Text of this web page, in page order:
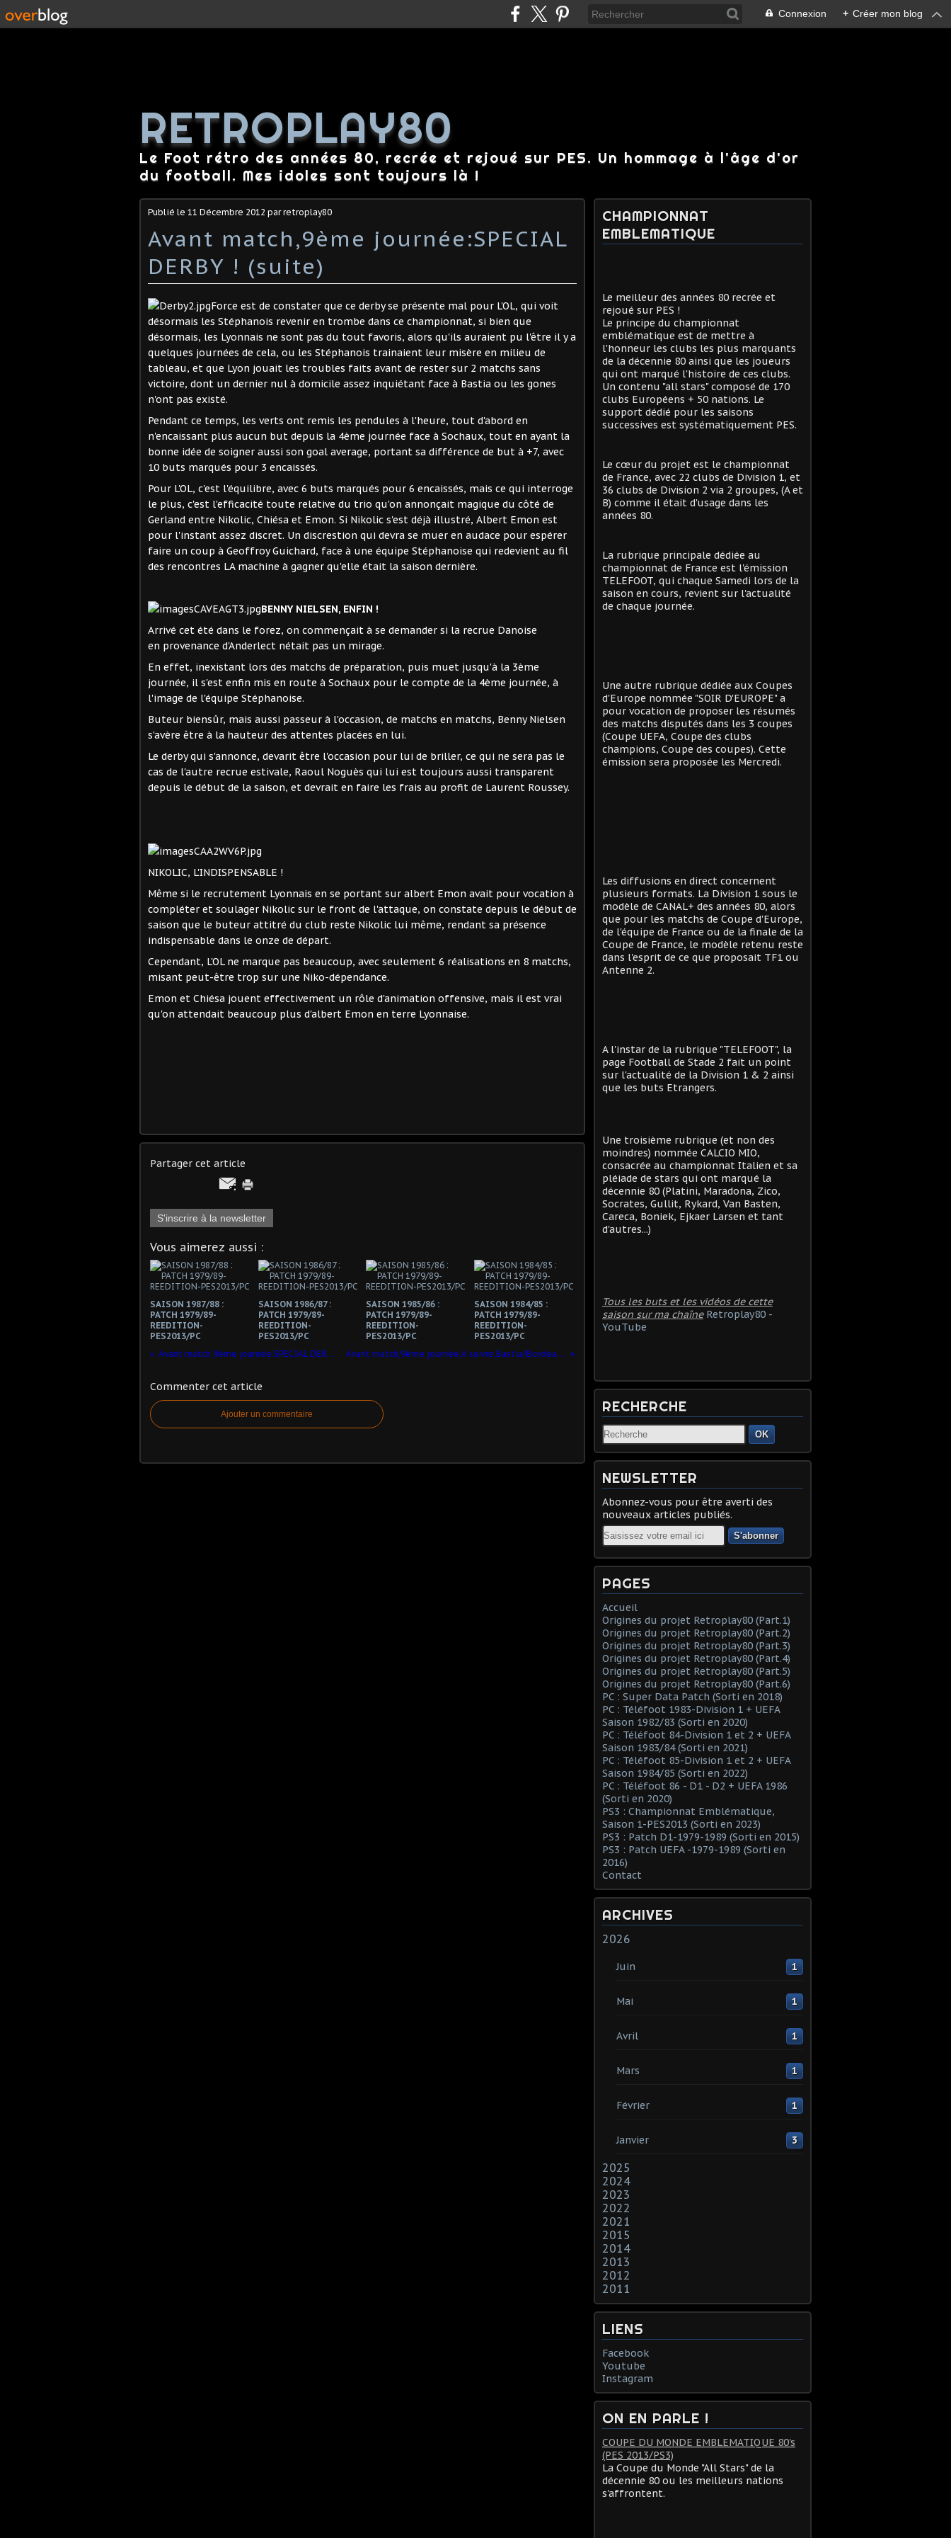
Connexion + Créer mon blog
RETROPLAY80
Le Foot rétro des années 80, recrée et rejoué sur PES. Un hommage à l'âge d'or
du football. Mes idoles sont toujours là !
Publié le 11 Décembre 2012 par retroplay80
Avant match,9ème journée:SPECIAL
DERBY ! (suite)
Force est de constater que ce derby se présente mal pour L'OL, qui voit
désormais les Stéphanois revenir en trombe dans ce championnat, si bien que
désormais, les Lyonnais ne sont pas du tout favoris, alors qu'ils auraient pu l'être il y a
quelques journées de cela, ou les Stéphanois trainaient leur misère en milieu de
tableau, et que Lyon jouait les troubles faits avant de rester sur 2 matchs sans
victoire, dont un dernier nul à domicile assez inquiétant face à Bastia ou les gones
n'ont pas existé.
Pendant ce temps, les verts ont remis les pendules à l'heure, tout d'abord en
n'encaissant plus aucun but depuis la 4ème journée face à Sochaux, tout en ayant la
bonne idée de soigner aussi son goal average, portant sa différence de but à +7, avec
10 buts marqués pour 3 encaissés.
Pour L'OL, c'est l'équilibre, avec 6 buts marqués pour 6 encaissés, mais ce qui interroge
le plus, c'est l'efficacité toute relative du trio qu'on annonçait magique du côté de
Gerland entre Nikolic, Chiésa et Emon. Si Nikolic s'est déjà illustré, Albert Emon est
pour l'instant assez discret. Un discrestion qui devra se muer en audace pour espérer
faire un coup à Geoffroy Guichard, face à une équipe Stéphanoise qui redevient au fil
des rencontres LA machine à gagner qu'elle était la saison dernière.
BENNY NIELSEN, ENFIN !
Arrivé cet été dans le forez, on commençait à se demander si la recrue Danoise
en provenance d'Anderlect nétait pas un mirage.
En effet, inexistant lors des matchs de préparation, puis muet jusqu'à la 3ème
journée, il s'est enfin mis en route à Sochaux pour le compte de la 4ème journée, à
l'image de l'équipe Stéphanoise.
Buteur biensûr, mais aussi passeur à l'occasion, de matchs en matchs, Benny Nielsen
s'avère être à la hauteur des attentes placées en lui.
Le derby qui s'annonce, devarit être l'occasion pour lui de briller, ce qui ne sera pas le
cas de l'autre recrue estivale, Raoul Noguès qui lui est toujours aussi transparent
depuis le début de la saison, et devrait en faire les frais au profit de Laurent Roussey.
NIKOLIC, L'INDISPENSABLE !
Même si le recrutement Lyonnais en se portant sur albert Emon avait pour vocation à
compléter et soulager Nikolic sur le front de l'attaque, on constate depuis le début de
saison que le buteur attitré du club reste Nikolic lui même, rendant sa présence
indispensable dans le onze de départ.
Cependant, L'OL ne marque pas beaucoup, avec seulement 6 réalisations en 8 matchs,
misant peut-être trop sur une Niko-dépendance.
Emon et Chiésa jouent effectivement un rôle d'animation offensive, mais il est vrai
qu'on attendait beaucoup plus d'albert Emon en terre Lyonnaise.
Partager cet article
S'inscrire à la newsletter
Vous aimerez aussi :
SAISON 1987/88 :
PATCH 1979/89-
REEDITION-
PES2013/PC
SAISON 1986/87 :
PATCH 1979/89-
REEDITION-
PES2013/PC
SAISON 1985/86 :
PATCH 1979/89-
REEDITION-
PES2013/PC
SAISON 1984/85 :
PATCH 1979/89-
REEDITION-
PES2013/PC
Avant match,9ème journée:SPECIAL DERBY !
Avant match,9ème journée:A suivre,Bastia/Bordeaux !
Commenter cet article
Ajouter un commentaire
CHAMPIONNAT
EMBLEMATIQUE
Le meilleur des années 80 recrée et
rejoué sur PES !
Le principe du championnat
emblématique est de mettre à
l'honneur les clubs les plus marquants
de la décennie 80 ainsi que les joueurs
qui ont marqué l'histoire de ces clubs.
Un contenu "all stars" composé de 170
clubs Européens + 50 nations. Le
support dédié pour les saisons
successives est systématiquement PES.
Le cœur du projet est le championnat
de France, avec 22 clubs de Division 1, et
36 clubs de Division 2 via 2 groupes, (A et
B) comme il était d'usage dans les
années 80.
La rubrique principale dédiée au
championnat de France est l'émission
TELEFOOT, qui chaque Samedi lors de la
saison en cours, revient sur l'actualité
de chaque journée.
Une autre rubrique dédiée aux Coupes
d'Europe nommée "SOIR D'EUROPE" a
pour vocation de proposer les résumés
des matchs disputés dans les 3 coupes
(Coupe UEFA, Coupe des clubs
champions, Coupe des coupes). Cette
émission sera proposée les Mercredi.
Les diffusions en direct concernent
plusieurs formats. La Division 1 sous le
modèle de CANAL+ des années 80, alors
que pour les matchs de Coupe d'Europe,
de l'équipe de France ou de la finale de la
Coupe de France, le modèle retenu reste
dans l'esprit de ce que proposait TF1 ou
Antenne 2.
A l'instar de la rubrique "TELEFOOT", la
page Football de Stade 2 fait un point
sur l'actualité de la Division 1 & 2 ainsi
que les buts Etrangers.
Une troisième rubrique (et non des
moindres) nommée CALCIO MIO,
consacrée au championnat Italien et sa
pléiade de stars qui ont marqué la
décennie 80 (Platini, Maradona, Zico,
Socrates, Gullit, Rykard, Van Basten,
Careca, Boniek, Ejkaer Larsen et tant
d'autres...)
Tous les buts et les vidéos de cette
saison sur ma chaîne Retroplay80 -
YouTube
RECHERCHE
OK
NEWSLETTER
Abonnez-vous pour être averti des
nouveaux articles publiés.
Email
PAGES
Accueil
Origines du projet Retroplay80 (Part.1)
Origines du projet Retroplay80 (Part.2)
Origines du projet Retroplay80 (Part.3)
Origines du projet Retroplay80 (Part.4)
Origines du projet Retroplay80 (Part.5)
Origines du projet Retroplay80 (Part.6)
PC : Super Data Patch (Sorti en 2018)
PC : Téléfoot 1983-Division 1 + UEFA
Saison 1982/83 (Sorti en 2020)
PC : Téléfoot 84-Division 1 et 2 + UEFA
Saison 1983/84 (Sorti en 2021)
PC : Téléfoot 85-Division 1 et 2 + UEFA
Saison 1984/85 (Sorti en 2022)
PC : Téléfoot 86 - D1 - D2 + UEFA 1986
(Sorti en 2020)
PS3 : Championnat Emblématique,
Saison 1-PES2013 (Sorti en 2023)
PS3 : Patch D1-1979-1989 (Sorti en 2015)
PS3 : Patch UEFA -1979-1989 (Sorti en
2016)
Contact
ARCHIVES
2026
Juin 1
Mai 1
Avril 1
Mars 1
Février 1
Janvier 3
2025
2024
2023
2022
2021
2015
2014
2013
2012
2011
LIENS
Facebook
Youtube
Instagram
ON EN PARLE !
COUPE DU MONDE EMBLEMATIQUE 80's
(PES 2013/PS3)
La Coupe du Monde "All Stars" de la
décennie 80 ou les meilleurs nations
s'affrontent.